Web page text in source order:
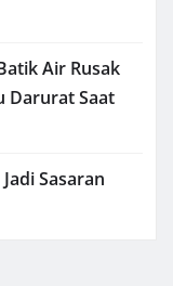
Air Rusak
Darurat Saat
Sasaran